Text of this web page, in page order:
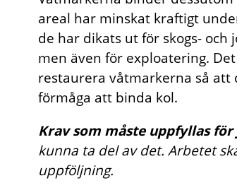
areal har minskat kraftigt
de har dikats ut för skogs-
men även för exploatering.
restaurera våtmarkerna så att
förmåga att binda kol.
Krav som måste uppfyllas för
kunna ta del av det. Arbetet
uppföljning.